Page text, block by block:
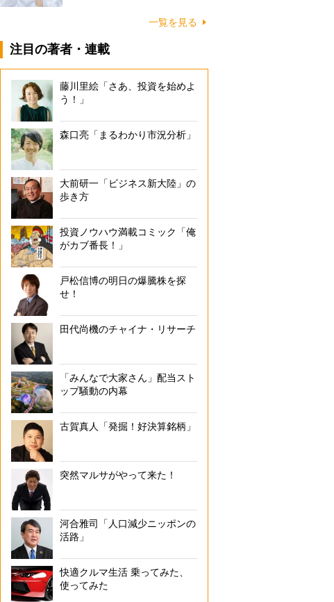
一覧を見る
注目の著者・連載
藤川里絵「さあ、投資を始めよ
う！」
森口亮「まるわかり市況分析」
大前研一「ビジネス新大陸」の
歩き方
投資ノウハウ満載コミック「俺
がカブ番長！」
戸松信博の明日の爆騰株を探
せ！
田代尚機のチャイナ・リサーチ
「みんなで大家さん」配当スト
ップ騒動の内幕
古賀真人「発掘！好決算銘柄」
突然マルサがやって来た！
河合雅司「人口減少ニッポンの
活路」
快適クルマ生活 乗ってみた、
使ってみた